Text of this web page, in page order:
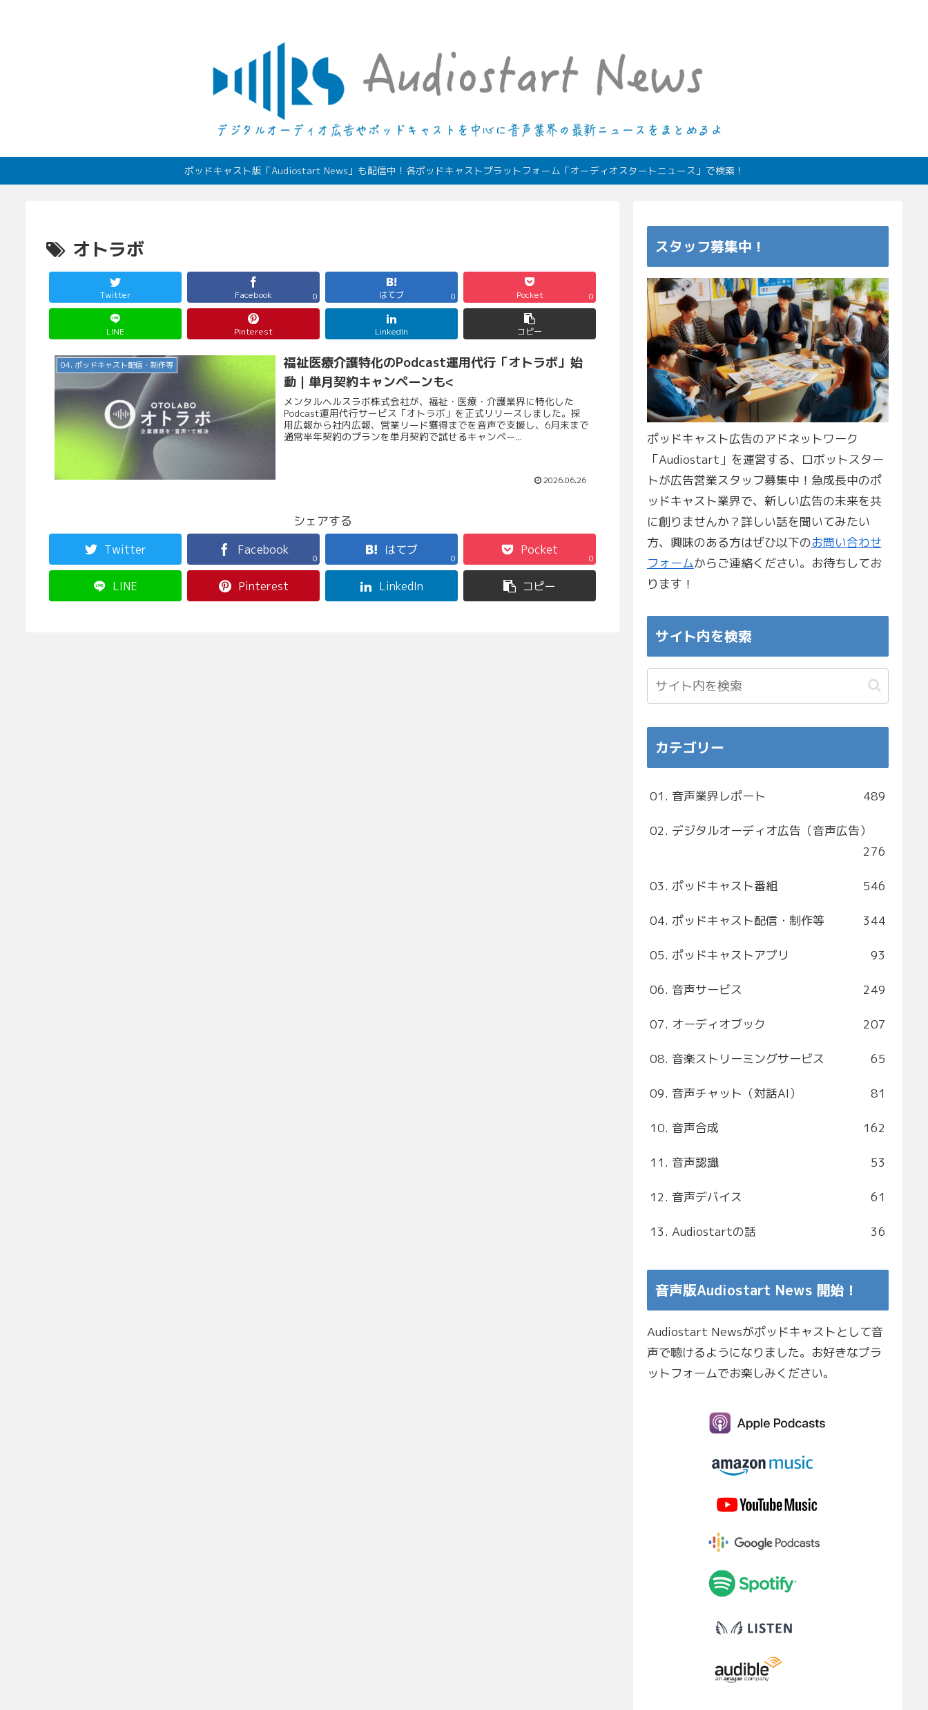
ポッドキャスト版「Audiostart News」も配信中！各ポッドキャストプラットフォーム「オーディオスタートニュース」で検索！
オトラボ
Twitter Facebook 0 はてブ 0 Pocket 0
LINE Pinterest LinkedIn コピー
04. ポッドキャスト配信・制作等
福祉医療介護特化のPodcast運用代行「オトラボ」始
動｜単月契約キャンペーンも<
メンタルヘルスラボ株式会社が、福祉・医療・介護業界に特化した
Podcast運用代行サービス「オトラボ」を正式リリースしました。採
用広報から社内広報、営業リード獲得までを音声で支援し、6月末まで
通常半年契約のプランを単月契約で試せるキャンペー...
2026.06.26
シェアする
Twitter Facebook
0
はてブ
0
Pocket
0
LINE Pinterest LinkedIn コピー
スタッフ募集中！
ポッドキャスト広告のアドネットワーク
「Audiostart」を運営する、ロボットスター
トが広告営業スタッフ募集中！急成長中のポ
ッドキャスト業界で、新しい広告の未来を共
に創りませんか？詳しい話を聞いてみたい
方、興味のある方はぜひ以下のお問い合わせ
フォームからご連絡ください。お待ちしてお
ります！
サイト内を検索
カテゴリー
01. 音声業界レポート 489
02. デジタルオーディオ広告（音声広告）
276
03. ポッドキャスト番組 546
04. ポッドキャスト配信・制作等 344
05. ポッドキャストアプリ 93
06. 音声サービス 249
07. オーディオブック 207
08. 音楽ストリーミングサービス 65
09. 音声チャット（対話AI） 81
10. 音声合成 162
11. 音声認識 53
12. 音声デバイス 61
13. Audiostartの話 36
音声版Audiostart News 開始！
Audiostart Newsがポッドキャストとして音
声で聴けるようになりました。お好きなプラ
ットフォームでお楽しみください。